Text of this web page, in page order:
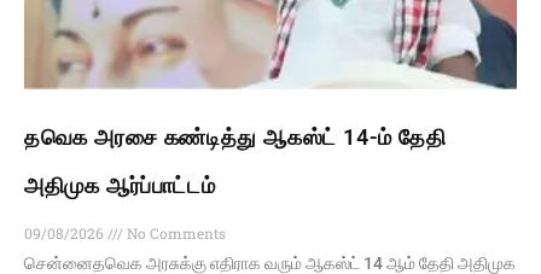
தவெக அரசை கண்டித்து ஆகஸ்ட் 14-ம் தேதி
அதிமுக ஆர்ப்பாட்டம்
09/08/2026
No Comments
சென்னைதவெக அரசுக்கு எதிராக வரும் ஆகஸ்ட் 14 ஆம் தேதி அதிமுக